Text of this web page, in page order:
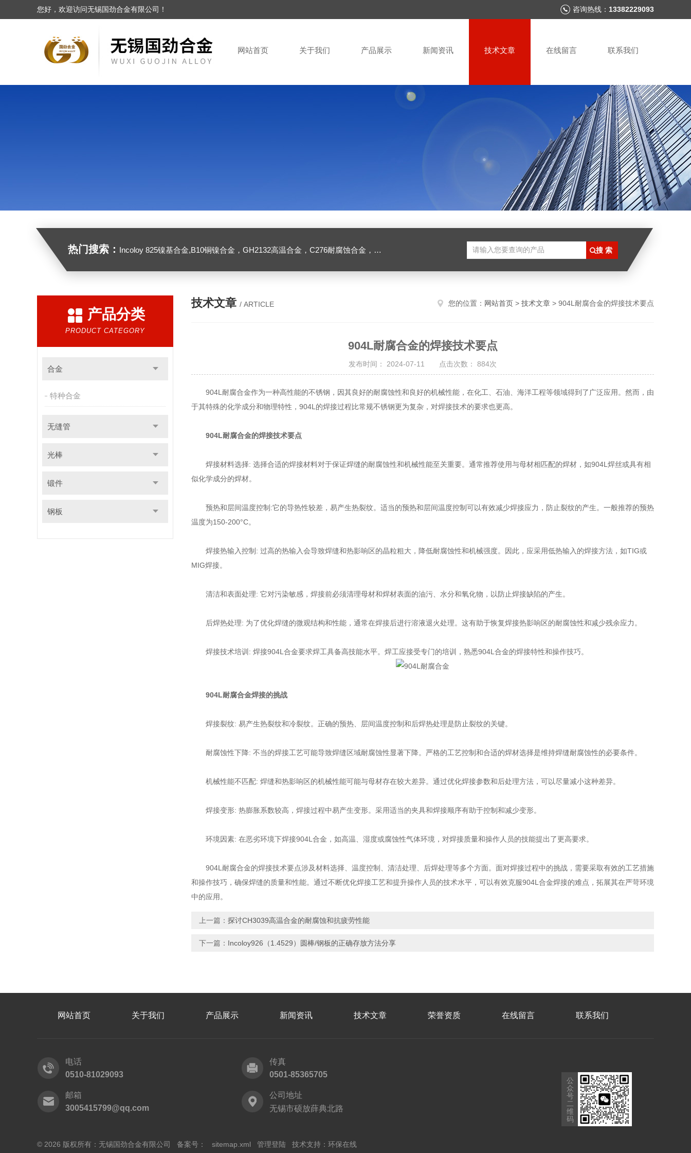
您好，欢迎访问无锡国劲合金有限公司！ 咨询热线： 13382229093
网站首页 关于我们 产品展示 新闻资讯 技术文章 在线留言 联系我们
热门搜索： Incoloy 825镍基合金,B10铜镍合金，GH2132高温合金，C276耐腐蚀合金，1J50精密合金，Inconel600镍基合金
产品分类
PRODUCT CATEGORY
合金
特种合金
无缝管
光棒
锻件
钢板
技术文章 / ARTICLE 您的位置： 网站首页 > 技术文章 > 904L耐腐合金的焊接技术要点
904L耐腐合金的焊接技术要点
发布时间： 2024-07-11 点击次数： 884次
904L耐腐合金作为一种高性能的不锈钢，因其良好的耐腐蚀性和良好的机械性能，在化工、石油、海洋工程等领域得到了广泛应用。然而，由
于其特殊的化学成分和物理特性，904L的焊接过程比常规不锈钢更为复杂，对焊接技术的要求也更高。
904L耐腐合金的焊接技术要点
焊接材料选择: 选择合适的焊接材料对于保证焊缝的耐腐蚀性和机械性能至关重要。通常推荐使用与母材相匹配的焊材，如904L焊丝或具有相
似化学成分的焊材。
预热和层间温度控制:它的导热性较差，易产生热裂纹。适当的预热和层间温度控制可以有效减少焊接应力，防止裂纹的产生。一般推荐的预热
温度为150-200°C。
焊接热输入控制: 过高的热输入会导致焊缝和热影响区的晶粒粗大，降低耐腐蚀性和机械强度。因此，应采用低热输入的焊接方法，如TIG或
MIG焊接。
清洁和表面处理: 它对污染敏感，焊接前必须清理母材和焊材表面的油污、水分和氧化物，以防止焊接缺陷的产生。
后焊热处理: 为了优化焊缝的微观结构和性能，通常在焊接后进行溶液退火处理。这有助于恢复焊接热影响区的耐腐蚀性和减少残余应力。
焊接技术培训: 焊接904L合金要求焊工具备高技能水平。焊工应接受专门的培训，熟悉904L合金的焊接特性和操作技巧。
904L耐腐合金焊接的挑战
焊接裂纹: 易产生热裂纹和冷裂纹。正确的预热、层间温度控制和后焊热处理是防止裂纹的关键。
耐腐蚀性下降: 不当的焊接工艺可能导致焊缝区域耐腐蚀性显著下降。严格的工艺控制和合适的焊材选择是维持焊缝耐腐蚀性的必要条件。
机械性能不匹配: 焊缝和热影响区的机械性能可能与母材存在较大差异。通过优化焊接参数和后处理方法，可以尽量减小这种差异。
焊接变形: 热膨胀系数较高，焊接过程中易产生变形。采用适当的夹具和焊接顺序有助于控制和减少变形。
环境因素: 在恶劣环境下焊接904L合金，如高温、湿度或腐蚀性气体环境，对焊接质量和操作人员的技能提出了更高要求。
904L耐腐合金的焊接技术要点涉及材料选择、温度控制、清洁处理、后焊处理等多个方面。面对焊接过程中的挑战，需要采取有效的工艺措施
和操作技巧，确保焊缝的质量和性能。通过不断优化焊接工艺和提升操作人员的技术水平，可以有效克服904L合金焊接的难点，拓展其在严苛环境
中的应用。
上一篇： 探讨CH3039高温合金的耐腐蚀和抗疲劳性能
下一篇： Incoloy926（1.4529）圆棒/钢板的正确存放方法分享
网站首页 关于我们 产品展示 新闻资讯 技术文章 荣誉资质 在线留言 联系我们
电话
0510-81029093
传真
0501-85365705
邮箱
3005415799@qq.com
公司地址
无锡市硕放薛典北路
© 2026 版权所有：无锡国劲合金有限公司 备案号： sitemap.xml 管理登陆 技术支持： 环保在线
公
众
号
二
维
码